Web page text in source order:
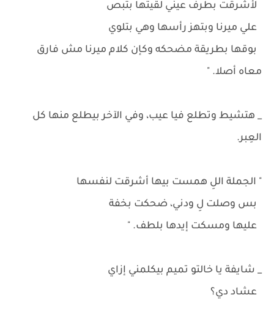
لأشرقت بطرف عيني لقيتها بتبص
علي ميرنا وبتهز رأسها وهي بتلوي
بوقها بطريقة مضحكه وكإن كلام ميرنا مش فارق
معاه أصلا. "
_ هتشيط وتطلع فيا عيب، وفي الآخر بيطلع منها كل
العِبر.
" الجملة اللِ همست بيها أشرقت لنفسها
بس وصلت لِ ودني، ضحكت بخفة
عليها ومسكت إيدها بلطف. "
_ شايفة يا خالتو تميم بيكلمني إزاي
عشاد دي؟